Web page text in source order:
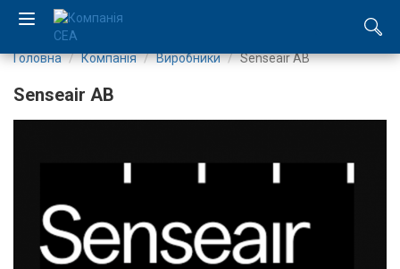
Компанія
Каталог
Виробництво
Головна Компанія Виробники Senseair AB
Senseair AB